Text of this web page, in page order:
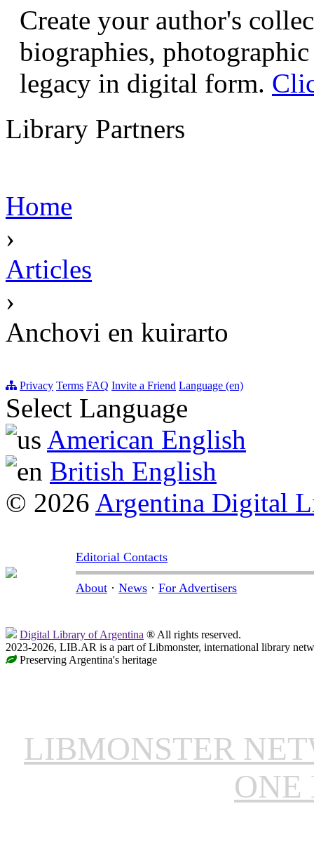
Create your author's
biographies,
legacy in digital form.
Library Partners
Home
›
Articles
›
Anchovi en kuirarto
Privacy Terms FAQ Invite a Friend Language (en)
Select Language
American English
British English
© 2026 Argentina Digital
Editorial Contacts
About · News · For Advertisers
Digital Library of Argentina ® All rights reserved.
2023-2026, LIB.AR is a part of Libmonster, international library
Preserving Argentina's heritage
LIBMONSTER
ONE